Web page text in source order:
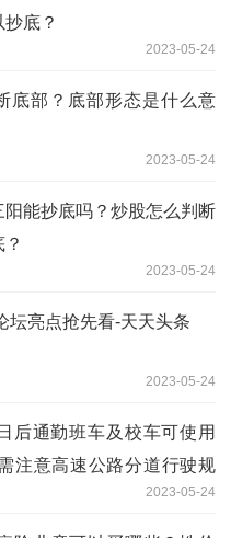
底？
2023-05-24
底部？底部形态是什么意
2023-05-24
阳能抄底吗？炒股怎么判断
2023-05-24
坛亮点抢先看-天天头条
2023-05-24
后通勤班车及校车可使用
注意高速公路分道行驶规
2023-05-24